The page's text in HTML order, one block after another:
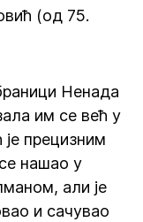
(од 75.
Ненада
им се већ у
прецизним
нашао у
али је
и сачувао